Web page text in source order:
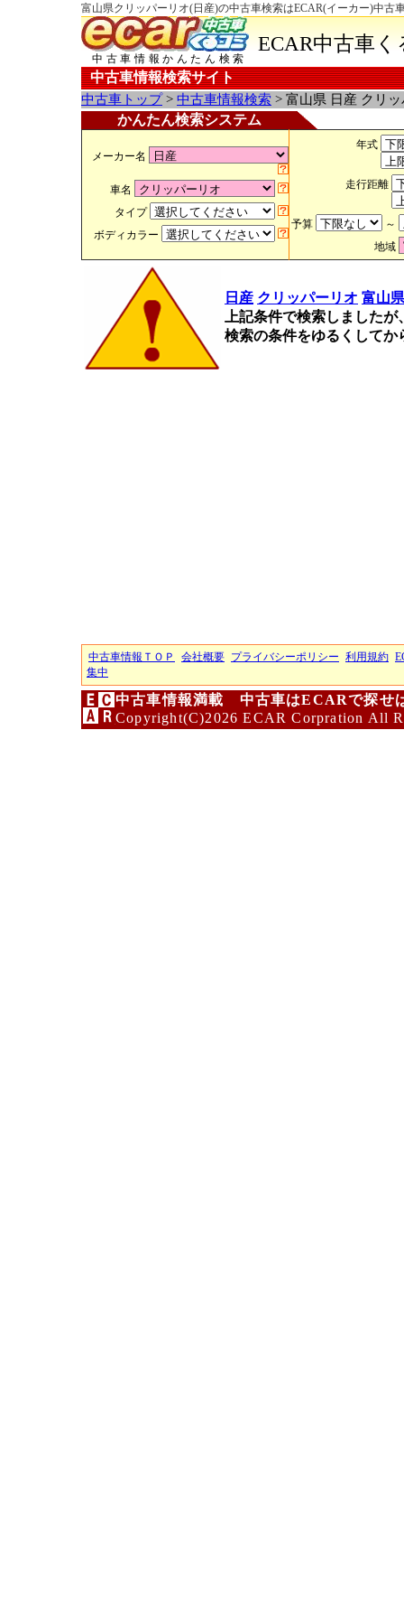
富山県クリッパーリオ(日産)の中古車検索はECAR(イーカー)中古
中古車情報かんたん検索
ECAR中古車
中古車情報検索サイト
中古車トップ> 中古車情報検索 > 富山県 日産 クリ
かんたん検索システム
メーカー名
車名
タイプ
ボディカラー
年式
走行距離
予算
～
地域
日産 クリッパーリオ 富山県
上記条件で検索しました
検索の条件をゆるくして
中古車情報ＴＯＰ 会社概要 プライバシーポリシー 利用規約
集中
中古車情報満載 中古車はECARで探せ
Copyright(C)2026 ECAR Corpration All